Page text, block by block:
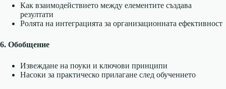
Как взаимодействието между елементите създава
резултати
Ролята на интеграцията за организационната ефективност
6. Обобщение
Извеждане на поуки и ключови принципи
Насоки за практическо прилагане след обучението